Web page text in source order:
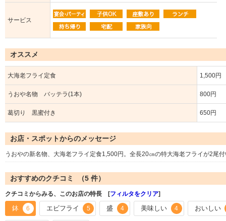
サービス
オススメ
大海老フライ定食 1,500円
うおや名物 バッテラ(1本) 800円
葛切り 黒蜜付き 650円
お店・スポットからのメッセージ
うおやの新名物、大海老フライ定食1,500円。全長20㎝の特大海老フライが2尾
おすすめのクチコミ （5 件）
クチコミからみる、このお店の特長 [フィルタをクリア]
鉢 6 エビフライ 5 盛 4 美味しい 4 おいしい